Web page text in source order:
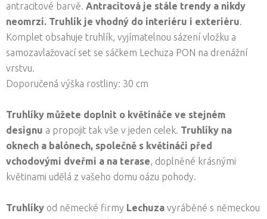
antracitové barvě. Antracitová je stále trendy a nikdy
neomrzí. Truhlík je vhodný do interiéru i exteriéru.
Komplet obsahuje truhlík, vyjímatelnou sázení vložku a
samozavlažovací set se sáčkem Lechuza PON na drenážní
vrstvu.
Doporučená výška rostliny: 30 cm
Truhlíky můžete doplnit o květináče ve stejném
designu a propojit tak vše v jeden celek. Truhlíky na
oknech a balónech, společně s květináči před
vchodovými dveřmi a na terase, doplněné krásnými
květinami udělá z vašeho domu oázu pohody.
Truhlíky od německé firmy Lechuza vyráběné s německou